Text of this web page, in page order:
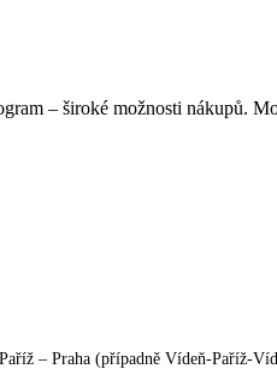
– široké možnosti nákupů.
– Praha (případně Vídeň-Paříž-